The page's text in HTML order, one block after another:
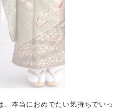
、本当におめでたい気持ちでいっ